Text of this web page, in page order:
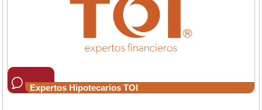
Expertos Hipotecarios TOI